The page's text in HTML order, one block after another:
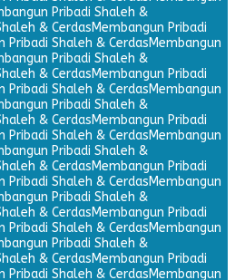
Pribadi Shaleh &
& CerdasMembangun Pribadi
Pribadi Shaleh & CerdasMembangun
Pribadi Shaleh &
& CerdasMembangun Pribadi
Pribadi Shaleh & CerdasMembangun
Pribadi Shaleh &
& CerdasMembangun Pribadi
Pribadi Shaleh & CerdasMembangun
Pribadi Shaleh &
& CerdasMembangun Pribadi
Pribadi Shaleh & CerdasMembangun
Pribadi Shaleh &
& CerdasMembangun Pribadi
Pribadi Shaleh & CerdasMembangun
Pribadi Shaleh &
& CerdasMembangun Pribadi
Pribadi Shaleh & CerdasMembangun